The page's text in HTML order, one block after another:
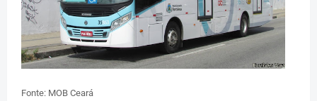
Fonte: MOB Ceará